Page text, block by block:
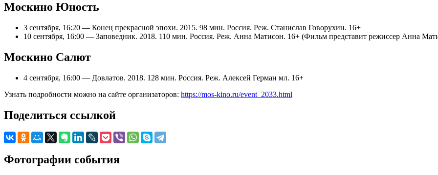
Москино Юность
3 сентября, 16:20 — Конец прекрасной эпохи. 2015. 98 мин. Россия. Реж. Станислав Говорухин. 16+
10 сентября, 16:00 — Заповедник. 2018. 110 мин. Россия. Реж. Анна Матисон. 16+ (Фильм представит режиссер Анна
Москино Салют
4 сентября, 16:00 — Довлатов. 2018. 128 мин. Россия. Реж. Алексей Герман мл. 16+
Узнать подробности можно на сайте организаторов: https://mos-kino.ru/event_2033.html
Поделиться ссылкой
Фотографии события